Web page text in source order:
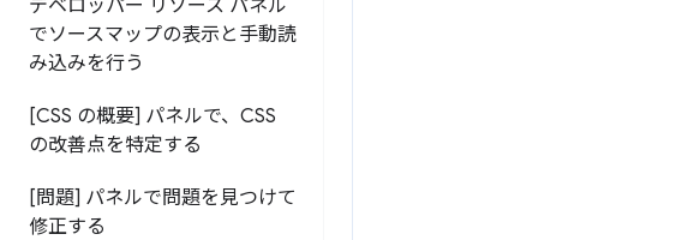
デベロッパー リソース パネル
でソースマップの表示と手動読
み込みを行う
[CSS の概要] パネルで、CSS
の改善点を特定する
[問題] パネルで問題を見つけて
修正する